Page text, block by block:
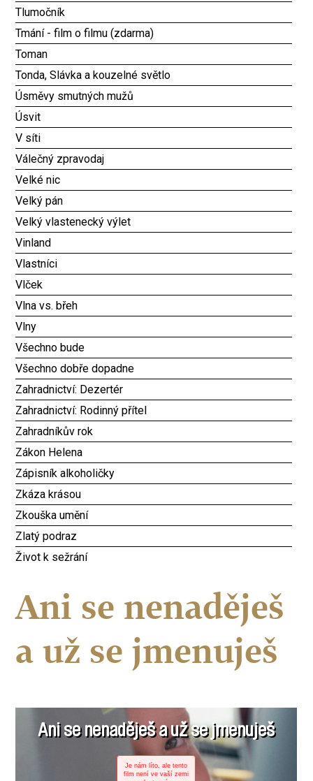
Tlumočník
Tmání - film o filmu (zdarma)
Toman
Tonda, Slávka a kouzelné světlo
Úsměvy smutných mužů
Úsvit
V síti
Válečný zpravodaj
Velké nic
Velký pán
Velký vlastenecký výlet
Vinland
Vlastníci
Vlček
Vlna vs. břeh
Vlny
Všechno bude
Všechno dobře dopadne
Zahradnictví: Dezertér
Zahradnictví: Rodinný přítel
Zahradníkův rok
Zákon Helena
Zápisník alkoholičky
Zkáza krásou
Zkouška umění
Zlatý podraz
Život k sežrání
Ani se nenaděješ
a už se jmenuješ